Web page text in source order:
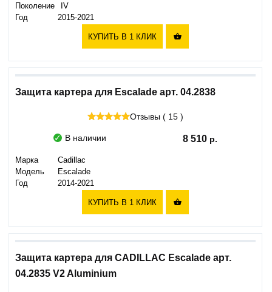
Поколение
IV
Год
2015-2021
КУПИТЬ В 1 КЛИК 
Защита картера для Escalade арт. 04.2838
Отзывы ( 15 )
В наличии 8 510
Марка
Cadillac
Модель
Escalade
Год
2014-2021
КУПИТЬ В 1 КЛИК 
Защита картера для CADILLAC Escalade арт.
04.2835 V2 Aluminium